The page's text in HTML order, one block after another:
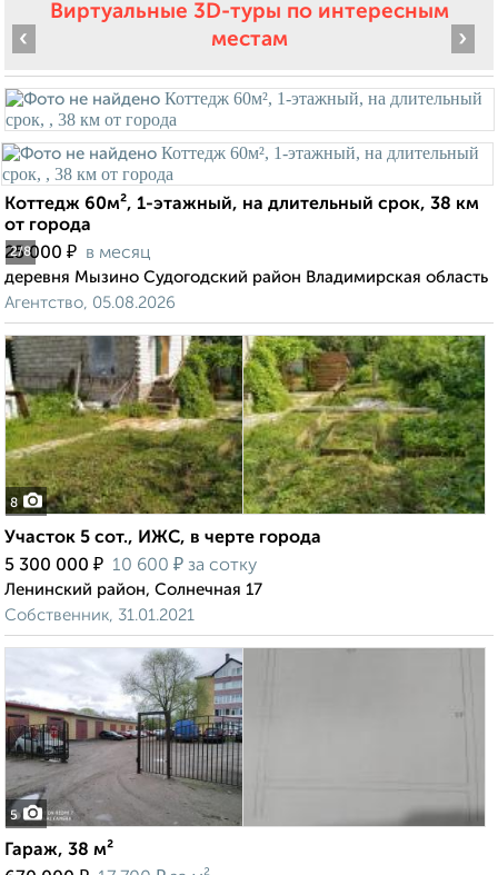
Виртуальные 3D-туры по интересным
местам
2/8
‹ ›
Коттедж 60м², 1-этажный, на длительный срок, 38 км
от города
25 000 ₽ в месяц
деревня Мызино Судогодский район Владимирская область
Агентство, 05.08.2026
8
Участок 5 сот., ИЖС, в черте города
5 300 000 ₽ 10 600 ₽ за сотку
Ленинский район, Солнечная 17
Собственник, 31.01.2021
5
Гараж, 38 м²